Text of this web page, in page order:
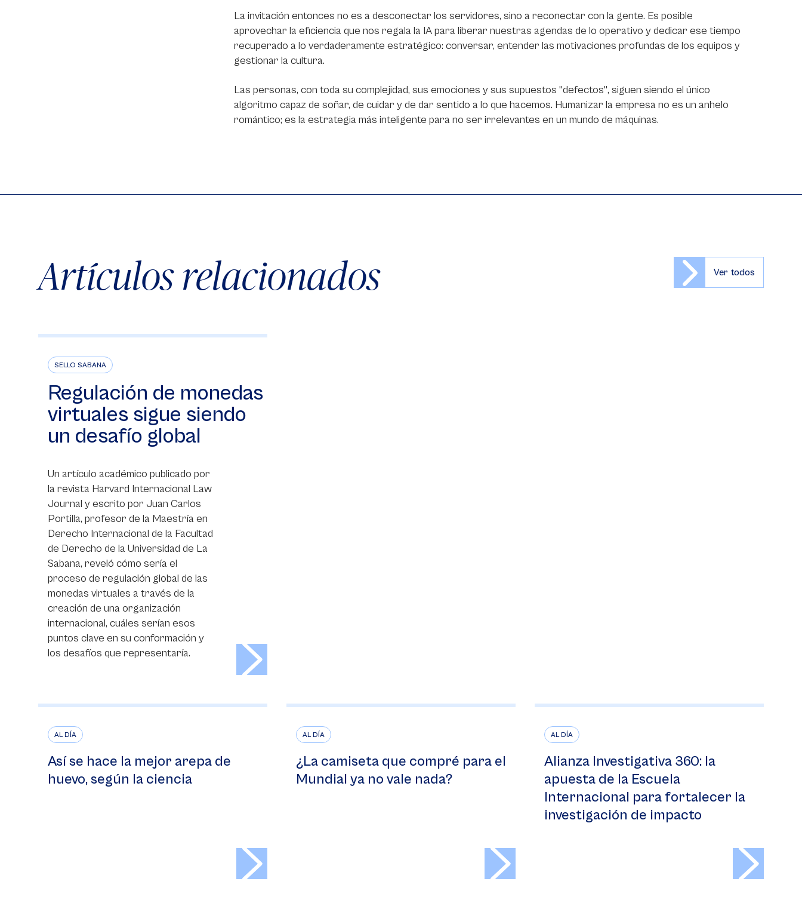
La invitación entonces no es a desconectar los servidores, sino a reconectar con la gente. Es posible
aprovechar la eficiencia que nos regala la IA para liberar nuestras agendas de lo operativo y dedicar ese tiempo
recuperado a lo verdaderamente estratégico: conversar, entender las motivaciones profundas de los equipos y
gestionar la cultura.
Las personas, con toda su complejidad, sus emociones y sus supuestos "defectos", siguen siendo el único
algoritmo capaz de soñar, de cuidar y de dar sentido a lo que hacemos. Humanizar la empresa no es un anhelo
romántico; es la estrategia más inteligente para no ser irrelevantes en un mundo de máquinas.
Artículos relacionados Ver todos
SELLO SABANA
Regulación de monedas
virtuales sigue siendo
un desafío global
Un artículo académico publicado por
la revista Harvard Internacional Law
Journal y escrito por Juan Carlos
Portilla, profesor de la Maestría en
Derecho Internacional de la Facultad
de Derecho de la Universidad de La
Sabana, reveló cómo sería el
proceso de regulación global de las
monedas virtuales a través de la
creación de una organización
internacional, cuáles serían esos
puntos clave en su conformación y
los desafíos que representaría.
AL DÍA
Así se hace la mejor arepa de
huevo, según la ciencia
AL DÍA
¿La camiseta que compré para el
Mundial ya no vale nada?
AL DÍA
Alianza Investigativa 360: la
apuesta de la Escuela
Internacional para fortalecer la
investigación de impacto